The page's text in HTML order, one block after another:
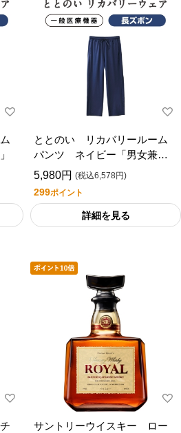
ととのい リカバリールーム
パンツ ネイビー「男女兼
用」
5,980円 (税込6,578円)
299ポイント
詳細を見る
サントリーウイスキー ロー